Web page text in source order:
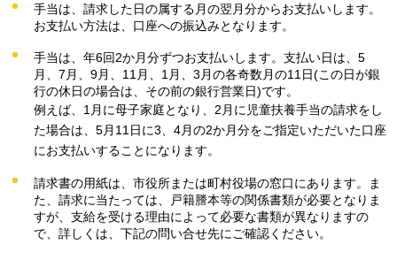
手当は、請求した日の属する月の翌月分からお支払いします。
お支払い方法は、口座への振込みとなります。
手当は、年6回2か月分ずつお支払いします。支払い日は、5
月、7月、9月、11月、1月、3月の各奇数月の11日(この日が銀
行の休日の場合は、その前の銀行営業日)です。
例えば、1月に母子家庭となり、2月に児童扶養手当の請求をし
た場合は、5月11日に3、4月の2か月分をご指定いただいた口座
にお支払いすることになります。
請求書の用紙は、市役所または町村役場の窓口にあります。ま
た、請求に当たっては、戸籍謄本等の関係書類が必要となりま
すが、支給を受ける理由によって必要な書類が異なりますの
で、詳しくは、下記の問い合せ先にご確認ください。